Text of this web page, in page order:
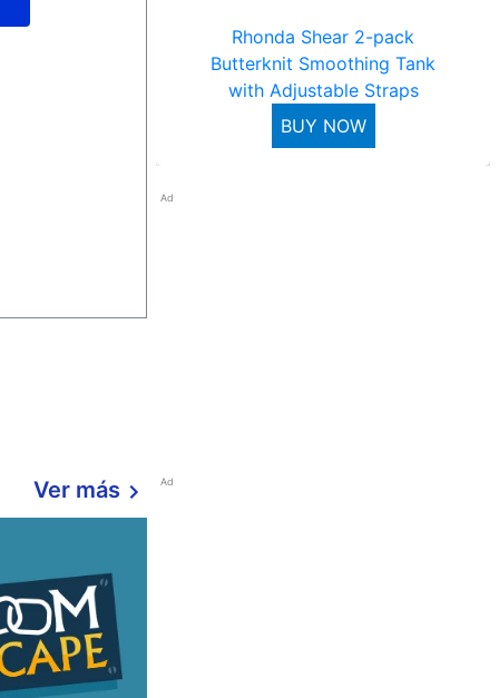
Ver más
Rhonda Shear 2-pack
Butterknit Smoothing Tank
with Adjustable Straps
BUY NOW
Ad
Ad